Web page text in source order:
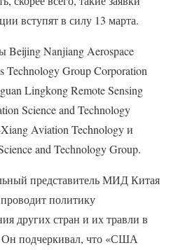
вступят в силу 13 марта.
Beijing Nanjiang Aerospace
Technology Group Corporation
Lingkong Remote Sensing
Science and Technology
Aviation Technology и
and Technology Group.
представитель МИД Китая
политику
других стран и их травли в
Он подчеркивал, что «США